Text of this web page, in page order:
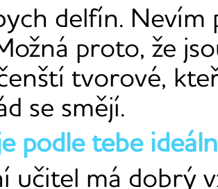
delfín. Nevím
proto, že
tvorové,
se smějí.
podle tebe
učitel má dobrý